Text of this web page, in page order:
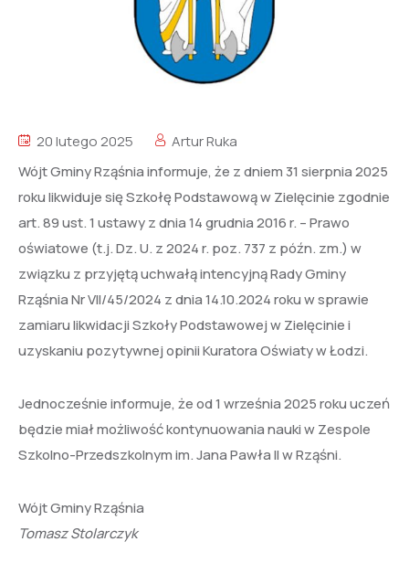
20 lutego 2025
Artur Ruka
Wójt Gminy Rząśnia informuje, że z dniem 31 sierpnia 2025
roku likwiduje się Szkołę Podstawową w Zielęcinie zgodnie
art. 89 ust. 1 ustawy z dnia 14 grudnia 2016 r. – Prawo
oświatowe (t.j. Dz. U. z 2024 r. poz. 737 z późn. zm.) w
związku z przyjętą uchwałą intencyjną Rady Gminy
Rząśnia Nr VII/45/2024 z dnia 14.10.2024 roku w sprawie
zamiaru likwidacji Szkoły Podstawowej w Zielęcinie i
uzyskaniu pozytywnej opinii Kuratora Oświaty w Łodzi.
Jednocześnie informuje, że od 1 września 2025 roku uczeń
będzie miał możliwość kontynuowania nauki w Zespole
Szkolno-Przedszkolnym im. Jana Pawła II w Rząśni.
Wójt Gminy Rząśnia
Tomasz Stolarczyk